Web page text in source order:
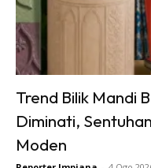
ruang yang luas adalah
dalamnya. Dalam
bahagian pintu
menjadikannya nampak
Trend Bilik Mandi
Diminati,
Moden